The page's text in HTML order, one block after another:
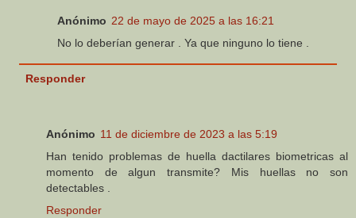
Anónimo 22 de mayo de 2025 a las 16:21
No lo deberían generar . Ya que ninguno lo tiene .
Responder
Anónimo 11 de diciembre de 2023 a las 5:19
Han tenido problemas de huella dactilares biometricas al
momento de algun transmite? Mis huellas no son
detectables .
Responder